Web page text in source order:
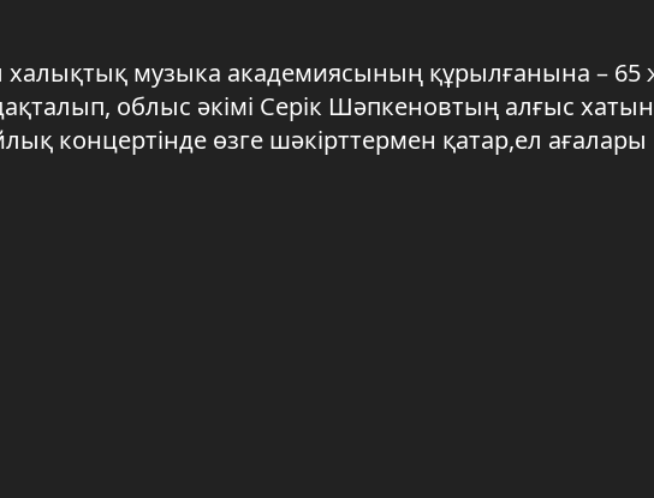
халықтық музыка академиясының құрылғанына – 65
облыс әкімі Серік Шәпкеновтың алғыс
концертінде өзге шәкірттермен қатар,ел ағалары